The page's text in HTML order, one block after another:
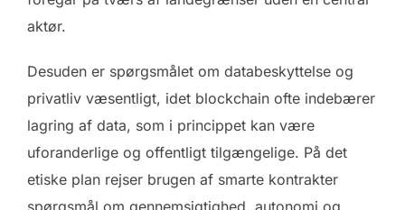
aktør.
Desuden er spørgsmålet om databeskyttelse og
privatliv væsentligt, idet blockchain ofte indebærer
lagring af data, som i princippet kan være
uforanderlige og offentligt tilgængelige. På det
etiske plan rejser brugen af smarte kontrakter
spørgsmål om gennemsigtighed, autonomi og